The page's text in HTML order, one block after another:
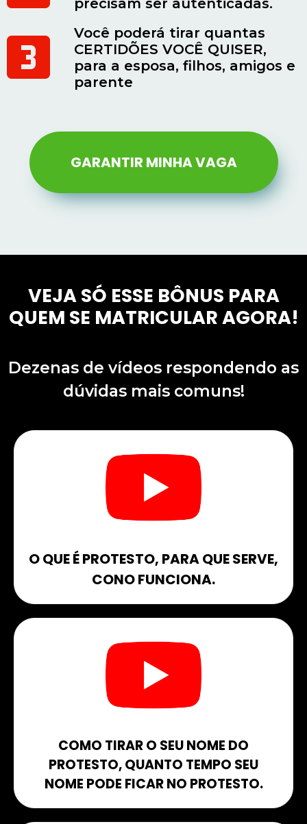
Você poderá tirar quantas
CERTIDÕES VOCÊ QUISER,
para a esposa, filhos, amigos e
parente
GARANTIR MINHA VAGA
VEJA SÓ ESSE BÔNUS PARA
QUEM SE MATRICULAR AGORA!​
Dezenas de vídeos respondendo as
dúvidas mais comuns!
O QUE É PROTESTO, PARA QUE SERVE,
CONO FUNCIONA.​
COMO TIRAR O SEU NOME DO
PROTESTO, QUANTO TEMPO SEU
NOME PODE FICAR NO PROTESTO.​